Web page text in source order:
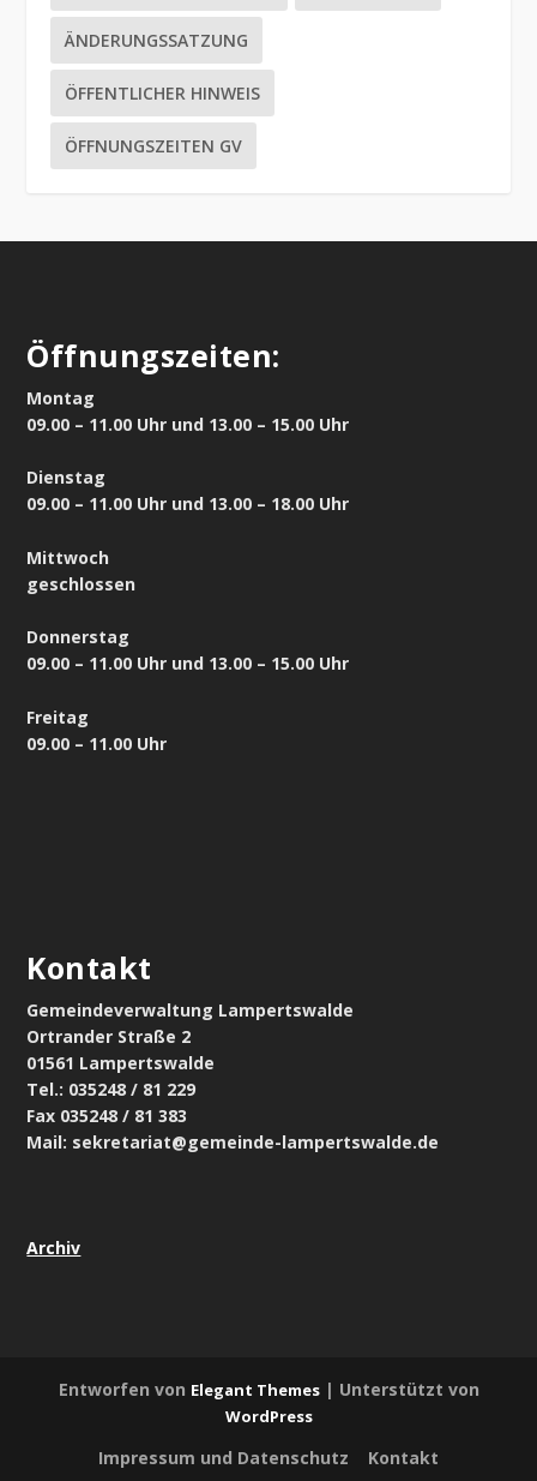
ÄNDERUNGSSATZUNG
ÖFFENTLICHER HINWEIS
ÖFFNUNGSZEITEN GV
Öffnungszeiten:
Montag
09.00 – 11.00 Uhr und 13.00 – 15.00 Uhr
Dienstag
09.00 – 11.00 Uhr und 13.00 – 18.00 Uhr
Mittwoch
geschlossen
Donnerstag
09.00 – 11.00 Uhr und 13.00 – 15.00 Uhr
Freitag
09.00 – 11.00 Uhr
Kontakt
Gemeindeverwaltung Lampertswalde
Ortrander Straße 2
01561 Lampertswalde
Tel.: 035248 / 81 229
Fax 035248 / 81 383
Mail: sekretariat@gemeinde-lampertswalde.de
Archiv
Entworfen von Elegant Themes| Unterstützt von
WordPress
Impressum und Datenschutz Kontakt